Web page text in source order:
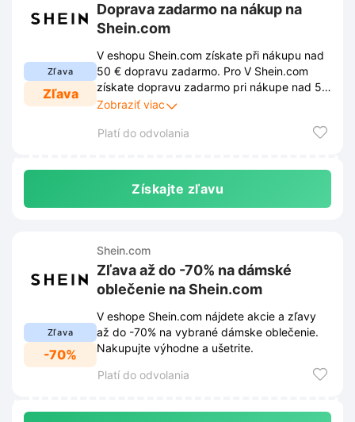
Zľava
Zľava
Doprava zadarmo na nákup na
Shein.com
V eshopu Shein.com získate při nákupu nad
50 € dopravu zadarmo. Pro V Shein.com
získate dopravu zadarmo pri nákupe nad 50
€. Ak chcete využiť zľavu, musíte dodržiavať
podmienky sú uverejnené na webovej
Zobraziť viac
Platí do odvolania
Získajte zľavu
Zľava
-70%
Shein.com
Zľava až do -70% na dámské
oblečenie na Shein.com
V eshope Shein.com nájdete akcie a zľavy
až do -70% na vybrané dámske oblečenie.
Nakupujte výhodne a ušetrite.
Platí do odvolania